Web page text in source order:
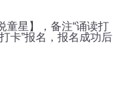
童星】，备注“诵读打
卡”报名，报名成功后